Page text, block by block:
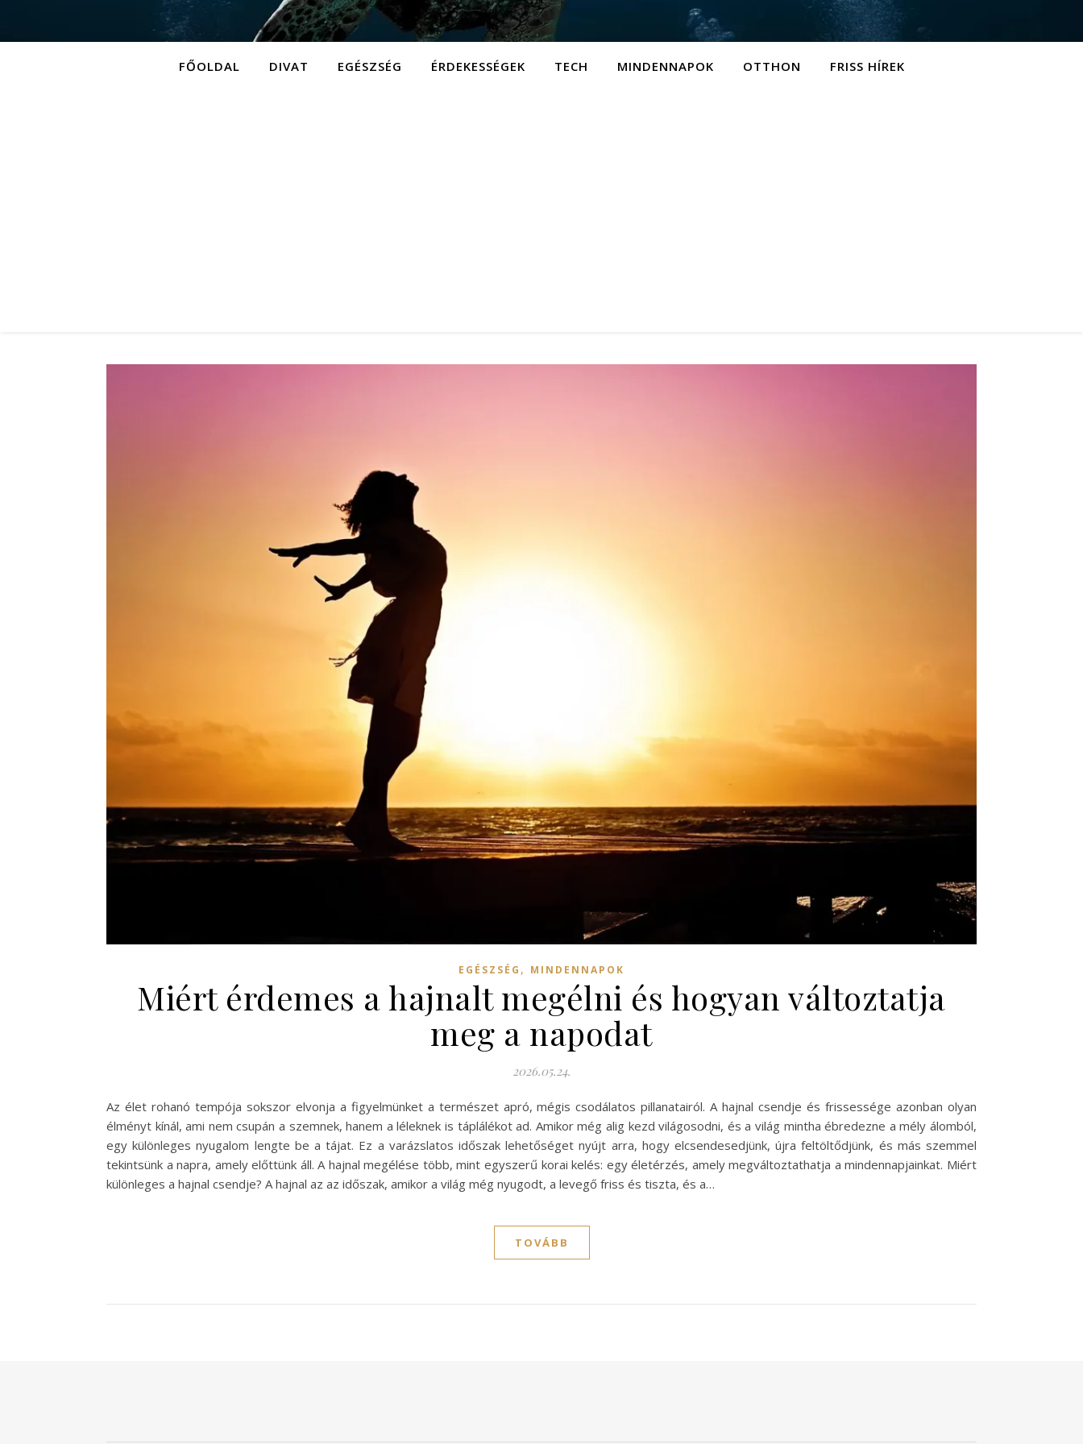
FŐOLDAL DIVAT EGÉSZSÉG ÉRDEKESSÉGEK TECH MINDENNAPOK OTTHON FRISS HÍREK
EGÉSZSÉG , MINDENNAPOK
Miért érdemes a hajnalt megélni és hogyan változtatja
meg a napodat
2026.05.24.
Az élet rohanó tempója sokszor elvonja a figyelmünket a természet apró, mégis csodálatos pillanatairól. A hajnal csendje és frissessége azonban olyan
élményt kínál, ami nem csupán a szemnek, hanem a léleknek is táplálékot ad. Amikor még alig kezd világosodni, és a világ mintha ébredezne a mély álomból,
egy különleges nyugalom lengte be a tájat. Ez a varázslatos időszak lehetőséget nyújt arra, hogy elcsendesedjünk, újra feltöltődjünk, és más szemmel
tekintsünk a napra, amely előttünk áll. A hajnal megélése több, mint egyszerű korai kelés: egy életérzés, amely megváltoztathatja a mindennapjainkat. Miért
különleges a hajnal csendje? A hajnal az az időszak, amikor a világ még nyugodt, a levegő friss és tiszta, és a…
TOVÁBB